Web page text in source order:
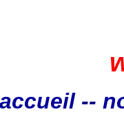
accueil --